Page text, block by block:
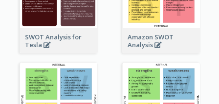
SWOT Analysis for
Tesla
Amazon SWOT
Analysis